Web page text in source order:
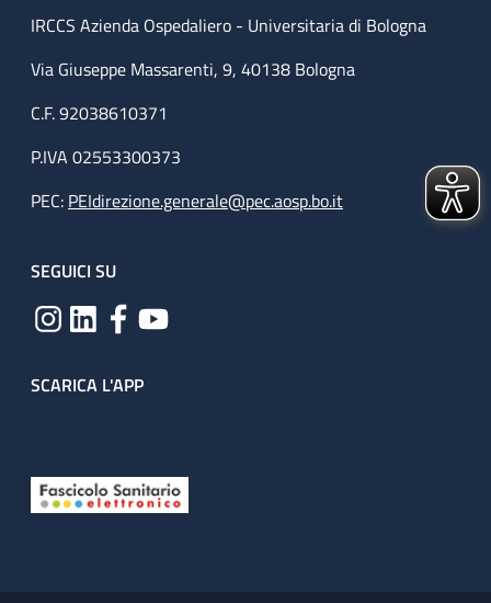
IRCCS Azienda Ospedaliero - Universitaria di Bologna
Via Giuseppe Massarenti, 9, 40138 Bologna
C.F. 92038610371
P.IVA 02553300373
PEC: PEIdirezione.generale@pec.aosp.bo.it
SEGUICI SU
SCARICA L'APP